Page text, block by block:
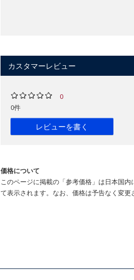
カスタマーレビュー
0
0件
レビューを書く
価格について
このページに掲載の「参考価格」は日本国
て表示されます。なお、価格は予告なく変